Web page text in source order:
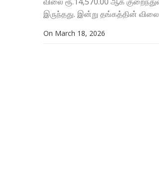
இருந்தது. இன்று தங்கத்தின் விலை
On March 18, 2026